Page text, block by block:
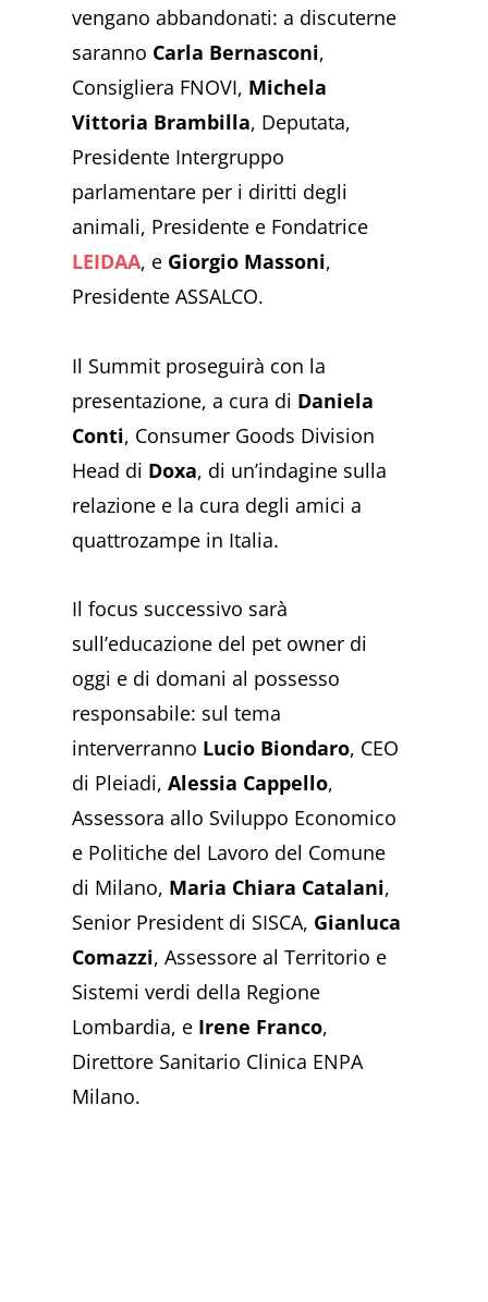
vengano abbandonati: a discuterne
saranno Carla Bernasconi,
Consigliera FNOVI, Michela
Vittoria Brambilla, Deputata,
Presidente Intergruppo
parlamentare per i diritti degli
animali, Presidente e Fondatrice
LEIDAA, e Giorgio Massoni,
Presidente ASSALCO.
Il Summit proseguirà con la
presentazione, a cura di Daniela
Conti, Consumer Goods Division
Head di Doxa, di un’indagine sulla
relazione e la cura degli amici a
quattrozampe in Italia.
Il focus successivo sarà
sull’educazione del pet owner di
oggi e di domani al possesso
responsabile: sul tema
interverranno Lucio Biondaro, CEO
di Pleiadi,Alessia Cappello,
Assessora allo Sviluppo Economico
e Politiche del Lavoro del Comune
di Milano, Maria Chiara Catalani,
Senior President di SISCA, Gianluca
Comazzi, Assessore al Territorio e
Sistemi verdi della Regione
Lombardia, e Irene Franco,
Direttore Sanitario Clinica ENPA
Milano.